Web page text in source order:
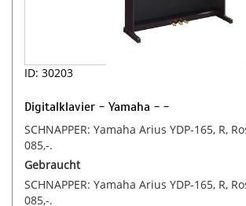
ID: 30203
Digitalklavier - Yamaha - -
SCHNAPPER: Yamaha Arius YDP-165, R,
085,-.
Gebraucht
SCHNAPPER: Yamaha Arius YDP-165, R,
085,-.